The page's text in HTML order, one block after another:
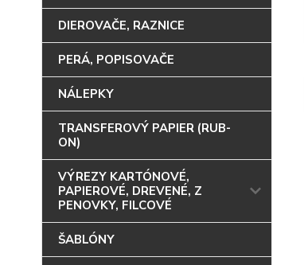
DIEROVAČE, RAZNICE
PERÁ, POPISOVAČE
NÁLEPKY
TRANSFEROVÝ PAPIER (RUB-
ON)
VÝREZY KARTÓNOVÉ,
PAPIEROVÉ, DREVENÉ, Z
PENOVKY, FILCOVÉ
ŠABLÓNY